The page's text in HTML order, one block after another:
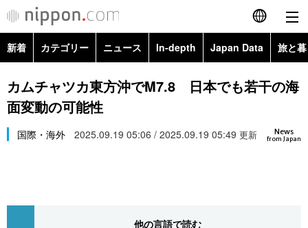
English
简体字
カテゴリー
経済・ビジネス
トップ
In-depth
新着 カテゴリー ニュース In-depth Japan Data 旅と
政治・外交
経済・ビジネス
Topics
カムチャツカ東方沖でM7.8 日本でも若干の海
面変動の可能性
News
from Japan
国際・海外 2025.09.19 05:06 / 2025.09.19 05:49 更新
他の言語で読む